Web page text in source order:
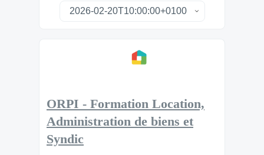
ORPI - Formation Location,
Administration de biens et
Syndic